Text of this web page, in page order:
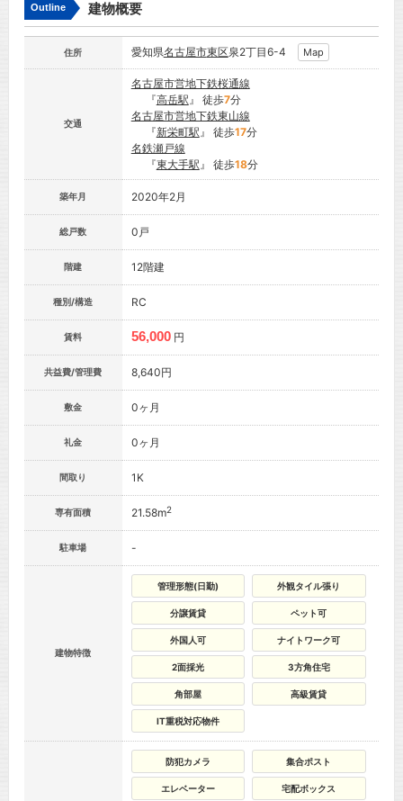
Outline 建物概要
住所 愛知県名古屋市東区泉2丁目6-4 Map
交通
名古屋市営地下鉄桜通線
『高岳駅』 徒歩7分
名古屋市営地下鉄東山線
『新栄町駅』 徒歩17分
名鉄瀬戸線
『東大手駅』 徒歩18分
築年月 2020年2月
総戸数 0戸
階建 12階建
種別/構造 RC
賃料 56,000 円
共益費/管理費 8,640円
敷金 0ヶ月
礼金 0ヶ月
間取り 1K
専有面積 21.58m2
駐車場 -
建物特徴
管理形態(日勤) 外観タイル張り
分譲賃貸 ペット可
外国人可 ナイトワーク可
2面採光 3方角住宅
角部屋 高級賃貸
IT重税対応物件
防犯カメラ 集合ポスト
エレベーター 宅配ボックス